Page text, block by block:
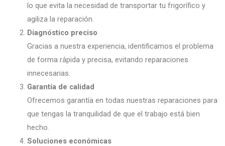
lo que evita la necesidad de transportar tu frigorífico y
agiliza la reparación.
Diagnóstico preciso
Gracias a nuestra experiencia, identificamos el problema
de forma rápida y precisa, evitando reparaciones
innecesarias.
Garantía de calidad
Ofrecemos garantía en todas nuestras reparaciones para
que tengas la tranquilidad de que el trabajo está bien
hecho.
Soluciones económicas